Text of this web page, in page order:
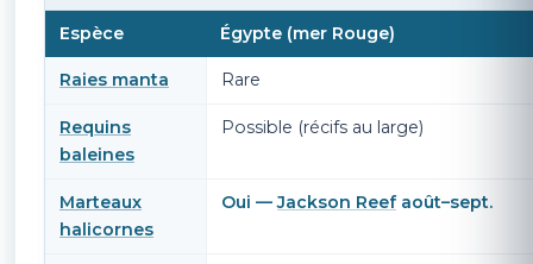
Espèce Égypte (mer Rouge)
Raies manta Rare
Requins
baleines
Possible (récifs au large)
Marteaux
halicornes
Oui —Jackson Reefaoût–sept.